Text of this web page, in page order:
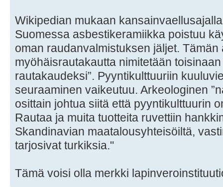
Wikipedian mukaan
Suomessa asbestikeramiikka poistuu
oman raudanvalmistuksen jäljet.
myöhäisrautakautta nimitetään
rautakaudeksi”. Pyyntikulttuuriin
seuraaminen vaikeutuu. Arkeologinen
osittain johtua siitä että pyyntikulttuurin
Rautaa ja muita tuotteita ruvettiin
Skandinavian maatalousyhteisöiltä,
tarjosivat turkiksia."
Tämä voisi olla merkki